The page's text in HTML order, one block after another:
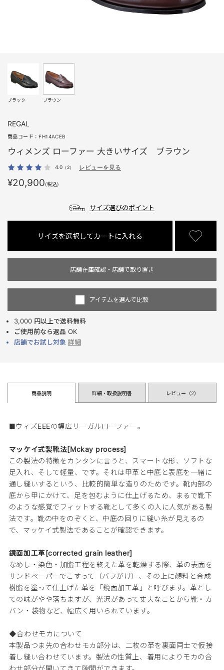
ブラック ブラウン
REGAL
商品コード： FH14ACEB
ウィメンズ ローファー 大きいサイズ ブラウン
4.0 （2） レビューを見る
¥20,900(税込)
サイズ選びのポイント
サイズを選択してカートに入れる
店舗在庫確認・店舗で取り置き
アイテムを選んで比較
3,000 円以上で送料無料
ご使用前なら返品 OK
店舗でお試し対象 詳細
商品説明 詳細・取扱説明書 レビュー（2）
■ウィズEEEの幅広リーガルローファー。
マッケイ式製靴法[Mckay process]
この製法の特徴をカンタンに言うと、スマートな形、ソフトな
足入れ、そして軽量、です。それは甲革と中底と表底を一緒に
通し縫いするという、比較的簡単な造りのためです。靴内部の
底から甲にかけて、足を包むように仕上げるため、まるで靴下
のような感覚でフィットする靴として多くの人に人気がある製
法です。靴の中をのぞくと、中底の回りに縫い糸が見えるの
で、マッケイ式製法であることが確認できます。
鏡面加工革[corrected grain leather]
なめし・染色・加脂工程を終えた革を乾燥する際、革の表面を
サンドペーパーでこすって（バフがけ）、その上に顔料と合成
樹脂を塗って仕上げた革を「鏡面加工革」と呼びます。革とし
ての味がやや落ちますが、光沢があって丈夫なことから靴・カ
バン・袋物など、幅広く用いられています。
◆合わせモカについて
本製品つま先の合わせモカ部分は、二枚の革を裏面同士で仮接
着し縫い合わせています。製法の性質上、着用によりモカの合